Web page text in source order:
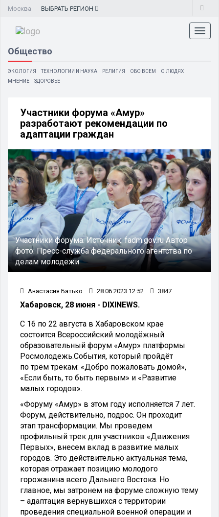
Москва ВЫБРАТЬ РЕГИОН
Общество
ЭКОЛОГИЯ ТЕХНОЛОГИИ И НАУКА РЕЛИГИЯ ОБО ВСЕМ
О ЛЮДЯХ
МНЕНИЕ
ЗДОРОВЬЕ
Участники форума «Амур»
разработают рекомендации по
адаптации граждан
Участники форума.Источник:fadm.gov.ruАвтор
фото:Пресс-служба федерального агентства по
делам молодежи
Анастасия Батько 28.06.2023 12:52 3847
Хабаровск, 28 июня - DIXINEWS.
С 16 по 22 августа в Хабаровском крае
состоится Всероссийский молодёжный
образовательный форум «Амур» платформы
Росмолодежь.События, который пройдёт
по трём трекам: «Добро пожаловать домой»,
«Если быть, то быть первым» и «Развитие
малых городов».
«Форуму «Амур» в этом году исполняется 7 лет.
Форум, действительно, подрос. Он проходит
этап трансформации. Мы проведем
профильный трек для участников «Движения
Первых», внесем вклад в развитие малых
городов. Это действительно актуальная тема,
которая отражает позицию молодого
горожанина всего Дальнего Востока. Но
главное, мы затронем на форуме сложную тему
– адаптация вернувшихся с территории
проведения специальной военной операции и